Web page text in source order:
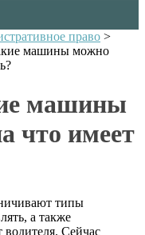
право >
машины можно
машины
что имеет
типы
а также
Сейчас